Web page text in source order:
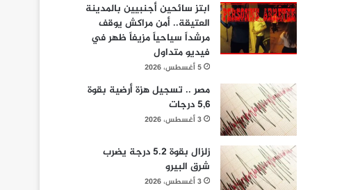
ابتز سائحين أجنبيين بالمدينة
العتيقة.. أمن مراكش يوقف
مرشداً سياحياً مزيفاً ظهر في
فيديو متداول
5 أغسطس، 2026
مصر .. تسجيل هزة أرضية بقوة
5,6 درجات
3 أغسطس، 2026
زلزال بقوة 5.2 درجة يضرب
شرق البيرو
3 أغسطس، 2026